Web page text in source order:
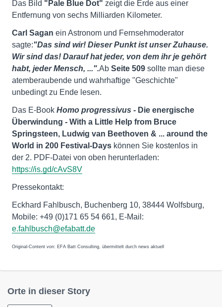
Das Bild "Pale Blue Dot" zeigt die Erde aus einer
Entfernung von sechs Milliarden Kilometer.
Carl Sagan ein Astronom und Fernsehmoderator
sagte:"Das sind wir! Dieser Punkt ist unser Zuhause.
Wir sind das! Darauf hat jeder, von dem ihr je gehört
habt, jeder Mensch, ...".Ab Seite 509 sollte man diese
atemberaubende und wahrhaftige "Geschichte"
unbedingt zu Ende lesen.
Das E-Book Homo progressivus - Die energische
Überwindung - With a Little Help from Bruce
Springsteen, Ludwig van Beethoven & ... around the
World in 200 Festival-Days können Sie kostenlos in
der 2. PDF-Datei von oben herunterladen:
https://is.gd/cAvS8V
Pressekontakt:
Eckhard Fahlbusch, Buchenberg 10, 38444 Wolfsburg,
Mobile: +49 (0)171 65 54 661, E-Mail:
e.fahlbusch@efabatt.de
Original-Content von: EFA Batt Consulting, übermittelt durch news aktuell
Orte in dieser Story